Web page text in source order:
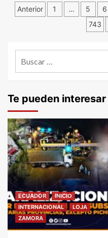
Navegación
entradas
Anterior 1 … 5 6
743
Te pueden interesar
ECUADOR
INICIO
INTERNACIONAL
LOJA
ZAMORA